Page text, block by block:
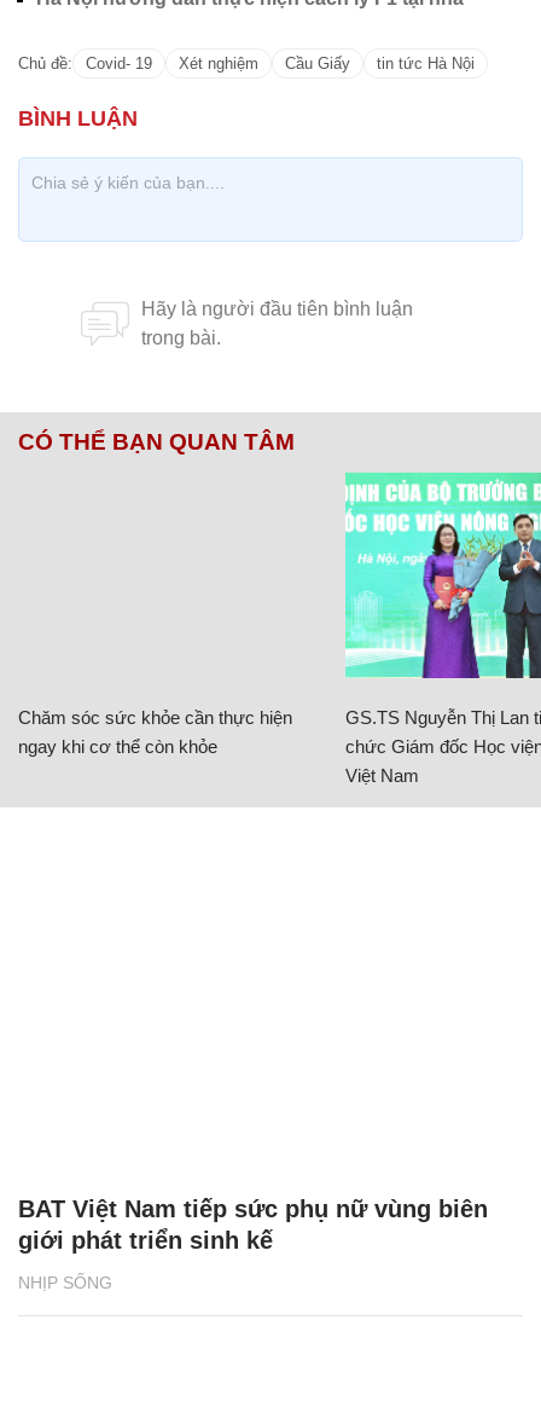
Chủ đề: Covid- 19 Xét nghiệm Cầu Giấy tin tức Hà Nội
CÓ THỂ BẠN QUAN TÂM
Chăm sóc sức khỏe cần thực hiện
ngay khi cơ thể còn khỏe
GS.TS Nguyễn Thị Lan
chức Giám đốc Học
Việt Nam
NHỊP SỐNG
BAT Việt Nam tiếp sức phụ nữ vùng biên
giới phát triển sinh kế